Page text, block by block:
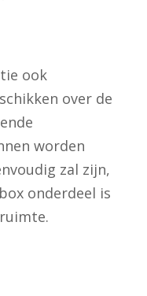
ook
over de
worden
zal zijn,
onderdeel is